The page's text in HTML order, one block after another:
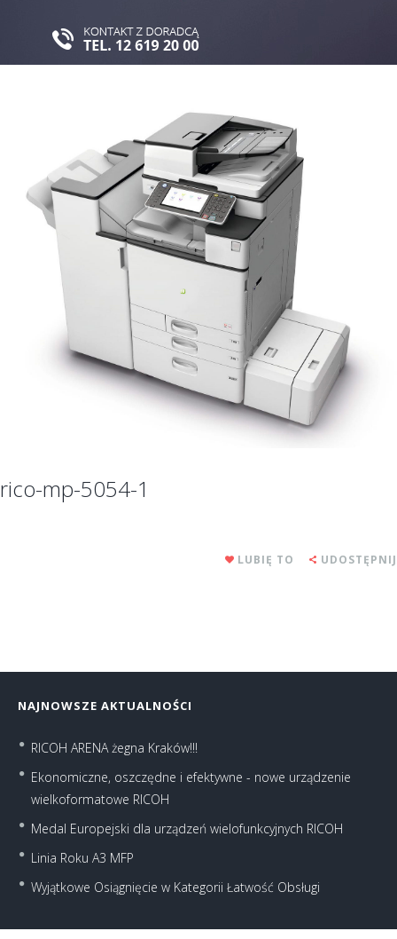
rico-mp-5054-1
LUBIĘ TO UDOSTĘPNIJ
NAJNOWSZE AKTUALNOŚCI
RICOH ARENA żegna Kraków!!!
Ekonomiczne, oszczędne i efektywne - nowe urządzenie
wielkoformatowe RICOH
Medal Europejski dla urządzeń wielofunkcyjnych RICOH
Linia Roku A3 MFP
Wyjątkowe Osiągnięcie w Kategorii Łatwość Obsługi